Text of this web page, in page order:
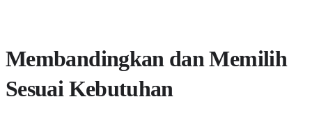
Membandingkan dan Memilih
Sesuai Kebutuhan